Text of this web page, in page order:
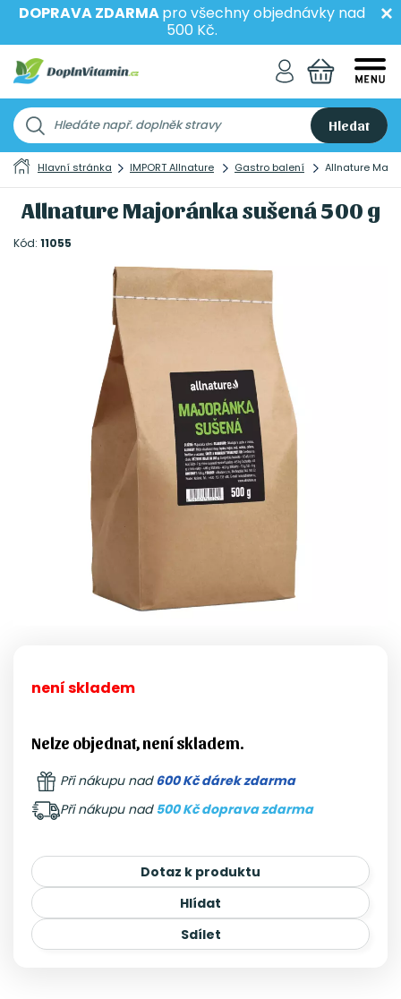
DOPRAVA ZDARMApro všechny objednávky nad
500 Kč.
Hledat
Hlavní stránka IMPORT Allnature Gastro balení Allnature
Allnature Majoránka sušená 500 g
Kód: 11055
není skladem
Nelze objednat, není skladem.
Při nákupu nad600 Kč dárek zdarma
Při nákupu nad 500 Kč doprava zdarma
Dotaz k produktu
Hlídat
Sdílet